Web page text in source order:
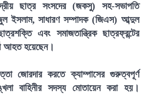
ছাত্র সংসদের (জকসু) সহ-সভাপতি
ইসলাম, সাধারণ সম্পাদক (জিএস) আব্দুল
এবং সমাজতান্ত্রিক ছাত্রফ্রন্টের
আহত হয়েছেন।
জোরদার করতে ক্যাম্পাসের গুরুত্বপূর্ণ
বাহিনীর সদস্য মোতায়েন করা হয়।